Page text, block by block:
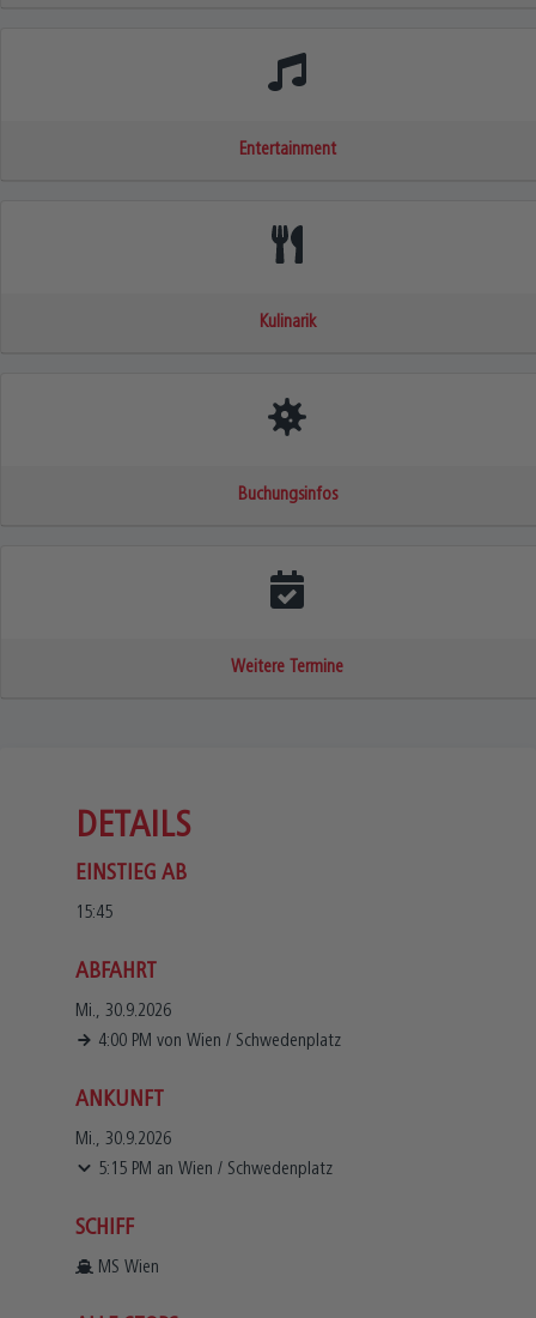
Entertainment
Kulinarik
Buchungsinfos
Weitere Termine
DETAILS
EINSTIEG AB
15:45
ABFAHRT
Mi., 30.9.2026
4:00 PM von Wien / Schwedenplatz
ANKUNFT
Mi., 30.9.2026
5:15 PM an Wien / Schwedenplatz
SCHIFF
MS Wien